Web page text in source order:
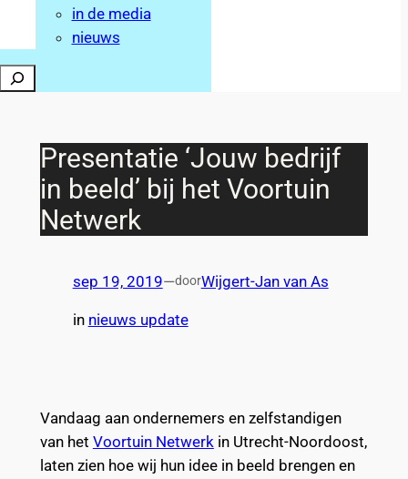
in de media
nieuws
Presentatie ‘Jouw bedrijf
in beeld’ bij het Voortuin
Netwerk
sep 19, 2019—doorWijgert-Jan van As
in nieuws update
Vandaag aan ondernemers en zelfstandigen
van het Voortuin Netwerkin Utrecht-Noordoost,
laten zien hoe wij hun idee in beeld brengen en